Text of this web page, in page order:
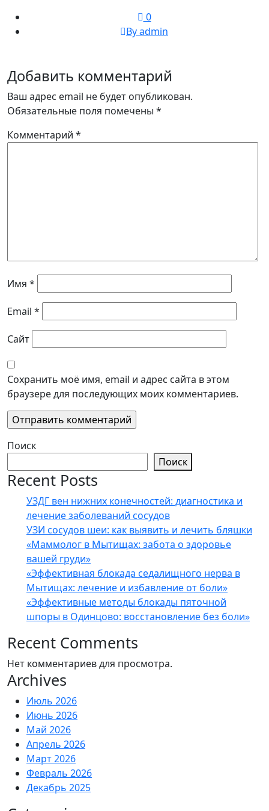
0
By admin
Добавить комментарий
Ваш адрес email не будет опубликован.
Обязательные поля помечены *
Комментарий *
Имя *
Email *
Сайт
Сохранить моё имя, email и адрес сайта в этом
браузере для последующих моих комментариев.
Поиск
Поиск
Recent Posts
УЗДГ вен нижних конечностей: диагностика и
лечение заболеваний сосудов
УЗИ сосудов шеи: как выявить и лечить бляшки
«Маммолог в Мытищах: забота о здоровье
вашей груди»
«Эффективная блокада седалищного нерва в
Мытищах: лечение и избавление от боли»
«Эффективные методы блокады пяточной
шпоры в Одинцово: восстановление без боли»
Recent Comments
Нет комментариев для просмотра.
Archives
Июль 2026
Июнь 2026
Май 2026
Апрель 2026
Март 2026
Февраль 2026
Декабрь 2025